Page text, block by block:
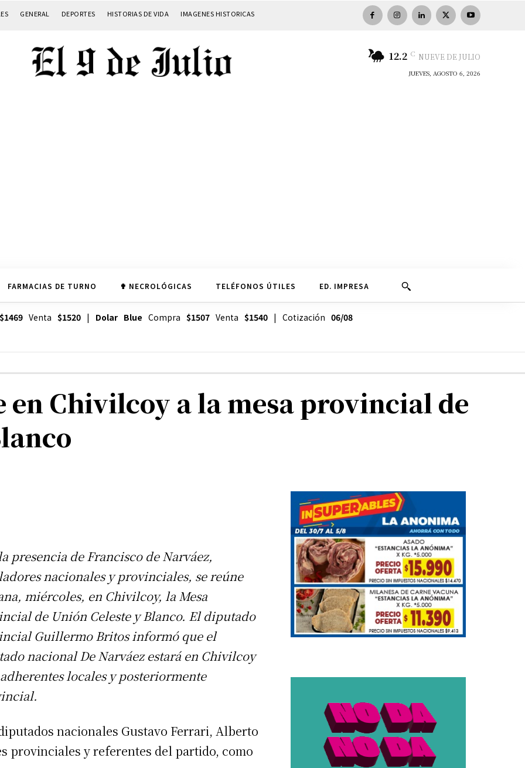
GENERAL DEPORTES HISTORIAS DE VIDA IMAGENES HISTORICAS
12.2 C NUEVE DE JULIO
JUEVES, AGOSTO 6, 2026
FARMACIAS DE TURNO ✟ NECROLÓGICAS TELÉFONOS ÚTILES ED. IMPRESA
$1469Venta $1520| Dolar Blue Compra $1507Venta $1540| Cotización 06/08
en Chivilcoy a la mesa provincial de
presencia de Francisco de Narváez,
nacionales y provinciales, se reúne
miércoles, en Chivilcoy, la Mesa
de Unión Celeste y Blanco. El diputado
Guillermo Britos informó que el
nacional De Narváez estará en Chivilcoy
locales y posteriormente
nacionales Gustavo Ferrari, Alberto
provinciales y referentes del partido, como